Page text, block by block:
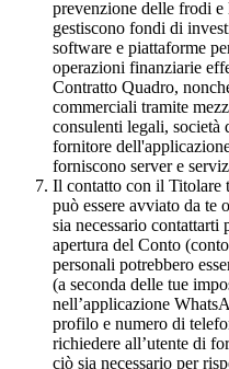
prevenzione delle frodi
gestiscono fondi di
software e piattaforme
operazioni finanziarie
Contratto Quadro,
commerciali tramite
consulenti legali, società
fornitore
forniscono server e
Il contatto con il Titolare
può essere avviato da te
sia necessario contattarti
apertura del Conto
personali potrebbero
(a seconda delle tue
nell’applicazione
profilo e numero di
richiedere all’utente di
ciò sia necessario per